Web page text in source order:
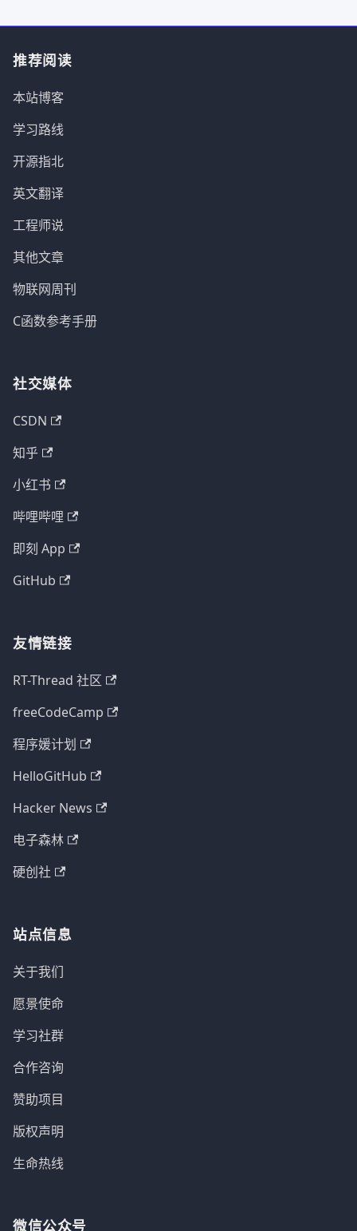
推荐阅读
本站博客
学习路线
开源指北
英文翻译
工程师说
其他文章
物联网周刊
C函数参考手册
社交媒体
CSDN
知乎
小红书
哔哩哔哩
即刻 App
GitHub
友情链接
RT-Thread 社区
freeCodeCamp
程序媛计划
HelloGitHub
Hacker News
电子森林
硬创社
站点信息
关于我们
愿景使命
学习社群
合作咨询
赞助项目
版权声明
生命热线
微信公众号